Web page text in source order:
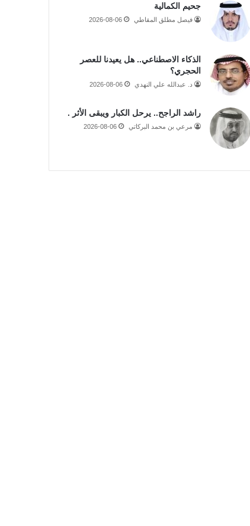
جحيم الكمالية
فيصل مطلق المقاطي 2026-08-06
الذكاء الاصطناعي.. هل يعيدنا للعصر
الحجري؟
د. عبدالله علي النهدي 2026-08-06
راشد الراجح.. يرحل الكبار ويبقى الأثر .
مرعي بن محمد البركاتي 2026-08-06